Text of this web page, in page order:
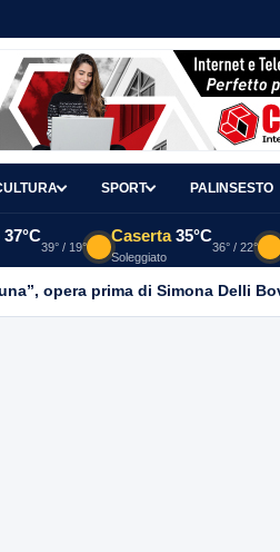
SPORT PALINSESTO
37°C
39° / 19°
Caserta 35°C
Soleggiato
36° / 22°
opera prima di Simona Delli